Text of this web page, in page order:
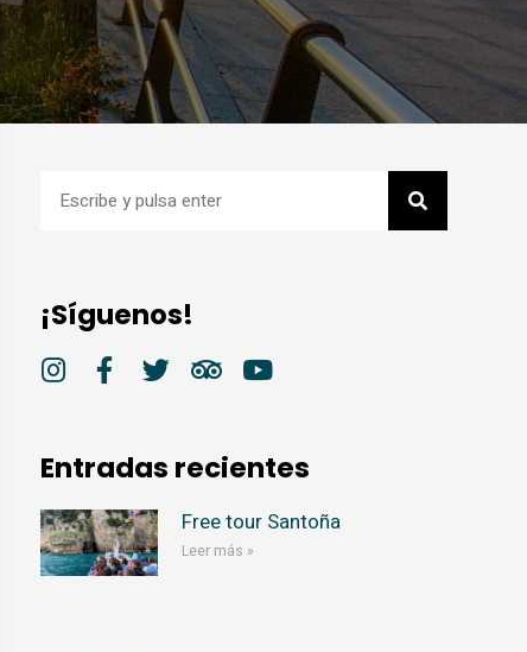
¡Síguenos!
Entradas recientes
Free tour Santoña
Leer más »